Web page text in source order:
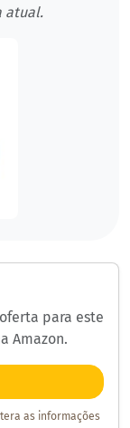
atual.
para este
Amazon.
as informações